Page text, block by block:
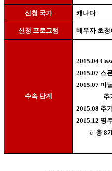
신청 국가 캐나다
신청 프로그램 배우자 초청
수속 단계
2015.04
2015.07 스
2015.07 마
추
2015.08 추
2015.12 영
è 총 8